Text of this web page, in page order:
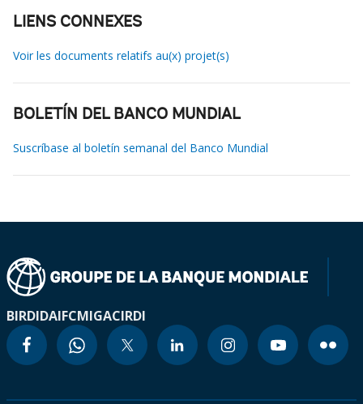
LIENS CONNEXES
Voir les documents relatifs au(x) projet(s)
BOLETÍN DEL BANCO MUNDIAL
Suscríbase al boletín semanal del Banco Mundial
BIRDIDAIFCMIGACIRDI